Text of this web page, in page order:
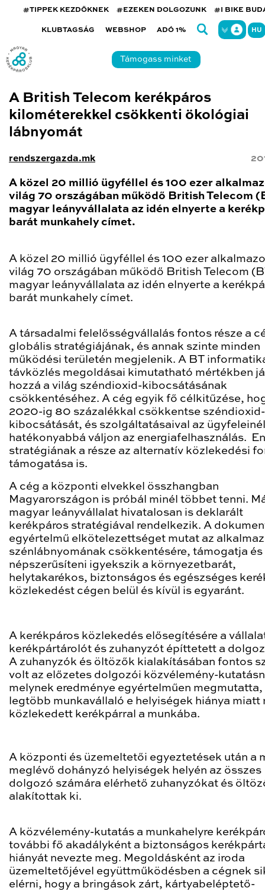
#TIPPEK KEZDŐKNEK #EZEKEN DOLGOZUNK #I BIKE
KLUBTAGSÁG WEBSHOP ADÓ 1% HU
Támogass minket
A British Telecom kerékpáros
kilométerekkel csökkenti ökológiai
lábnyomát
rendszergazda.mk
A közel 20 millió ügyféllel és 100 ezer
világ 70 országában működő British Telecom
magyar leányvállalata az idén elnyerte a
barát munkahely címet.
A közel 20 millió ügyféllel és 100 ezer
világ 70 országában működő British Telecom
magyar leányvállalata az idén elnyerte a
barát munkahely címet.
A társadalmi felelősségvállalás fontos része a
globális stratégiájának, és annak szinte minden
működési területén megjelenik. A BT
távközlés megoldásai kimutatható mértékben
hozzá a világ széndioxid-kibocsátásának
csökkentéséhez. A cég egyik fő célkitűzése,
2020-ig 80 százalékkal csökkentse széndioxid-
kibocsátását, és szolgáltatásaival az
hatékonyabbá váljon az energiafelhasználás.
stratégiának a része az alternatív közlekedési
támogatása is.
A cég a központi elvekkel összhangban
Magyarországon is próbál minél többet tenni.
magyar leányvállalat hivatalosan is deklarált
kerékpáros stratégiával rendelkezik. A
egyértelmű elkötelezettséget mutat az
szénlábnyomának csökkentésére, támogatja és
népszerűsíteni igyekszik a környezetbarát,
helytakarékos, biztonságos és egészséges
közlekedést cégen belül és kívül is egyaránt.
A kerékpáros közlekedés elősegítésére a
kerékpártárolót és zuhanyzót építtetett a
A zuhanyzók és öltözők kialakításában fontos
volt az előzetes dolgozói közvélemény-
melynek eredménye egyértelműen megmutatta,
legtöbb munkavállaló e helyiségek hiánya miatt
közlekedett kerékpárral a munkába.
A központi és üzemeltetői egyeztetések után a
meglévő dohányzó helyiségek helyén az összes
dolgozó számára elérhető zuhanyzókat és
alakítottak ki.
A közvélemény-kutatás a munkahelyre
további fő akadályként a biztonságos
hiányát nevezte meg. Megoldásként az iroda
üzemeltetőjével együttműködésben a cégnek
elérni, hogy a bringások zárt, kártyabeléptető-